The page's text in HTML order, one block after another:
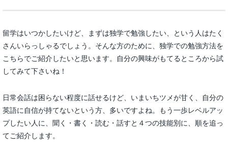
留学はいつかしたいけど、まずは独学で勉強したい、という人はたく
さんいらっしゃるでしょう。そんな方のために、独学での勉強方法を
こちらでご紹介したいと思います。自分の興味がもてるところから試
してみて下さいね！
日常会話は困らない程度に話せるけど、いまいちツメが甘く、自分の
英語に自信が持てないという方、多いですよね。もう一歩レベルアッ
プしたい人に、聞く・書く・読む・話すと４つの技能別に、順を追っ
てご紹介します。